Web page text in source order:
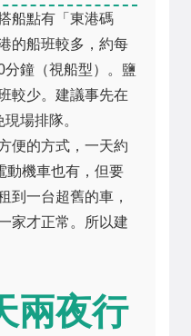
船點有「東港碼
的船班較多，約每
鐘（視船型）。鹽
較少。建議事先在
場排隊。
便的方式，一天約
動機車也有，但要
到一台超舊的車，
家才正常。所以建
兩夜行